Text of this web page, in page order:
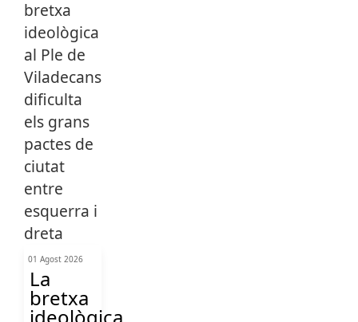
01 Agost 2026
La
bretxa